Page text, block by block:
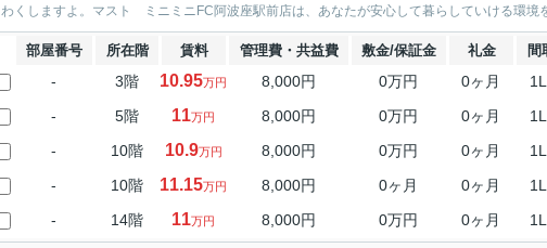
わくしますよ。マスト ミニミニFC阿波座駅前店は、あなたが安心して暮らしていける環境
部屋番号 所在階 賃料 管理費・共益費 敷金/保証金 礼金 間
- 3階 10.95万円 8,000円 0万円 0ヶ月
- 5階 11万円 8,000円 0万円 0ヶ月
- 10階 10.9万円 8,000円 0万円 0ヶ月
- 10階 11.15万円 8,000円 0ヶ月 0ヶ月
- 14階 11万円 8,000円 0万円 0ヶ月